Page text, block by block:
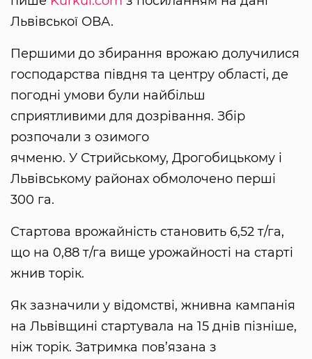
Львівської ОВА.
Першими до збирання врожаю долучилися
господарства півдня та центру області, де
погодні умови були найбільш
сприятливими для дозрівання. Збір
розпочали з озимого
ячменю. У Стрийському, Дрогобицькому і
Львівському районах обмолочено перші
300 га.
Стартова врожайність становить 6,52 т/га,
що на 0,88 т/га вище урожайності на старті
жнив торік.
Як зазначили у відомстві, жнивна кампанія
на Львівщині стартувала на 15 днів пізніше,
ніж торік. Затримка пов’язана з